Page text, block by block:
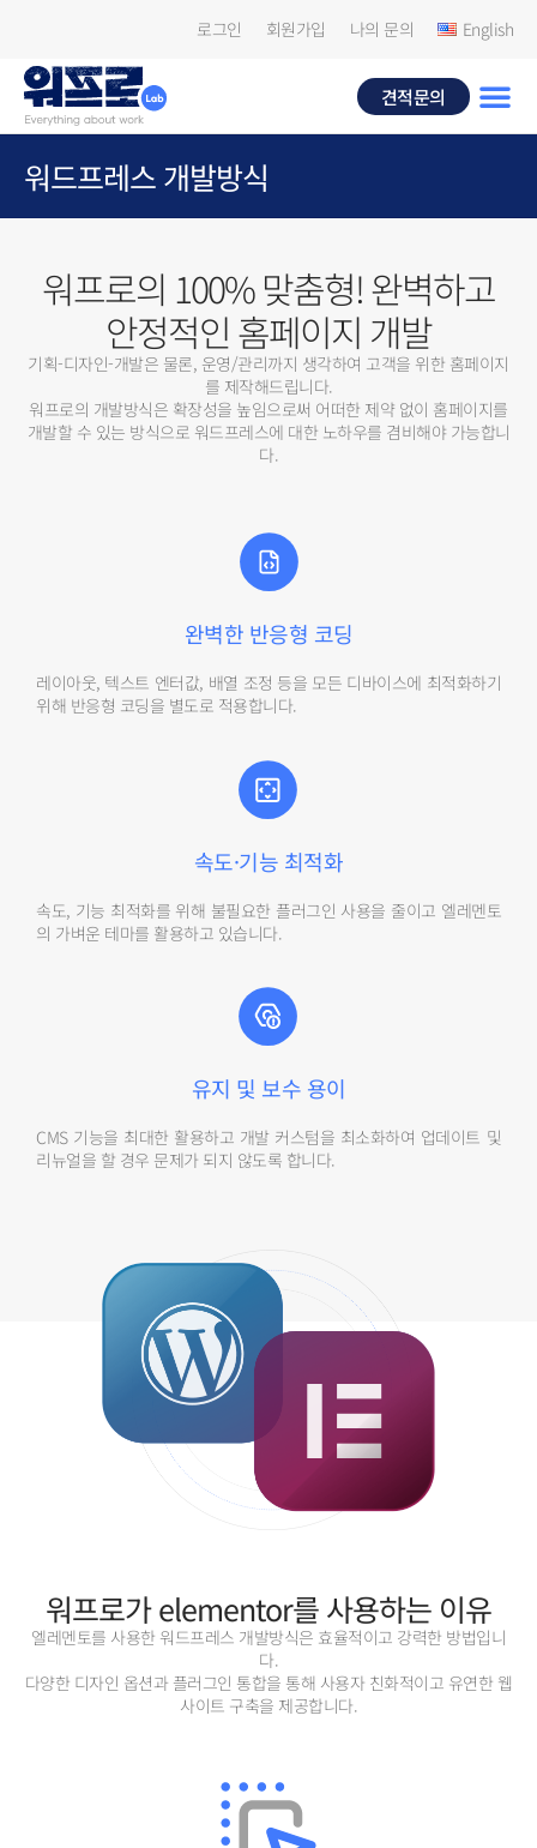
로그인 회원가입 나의 문의 English
견적문의
워드프레스 개발방식
워프로의 100% 맞춤형! 완벽하고
안정적인 홈페이지 개발
기획-디자인-개발은 물론, 운영/관리까지 생각하여 고객을 위한 홈페이지
를 제작해드립니다.
워프로의 개발방식은 확장성을 높임으로써 어떠한 제약 없이 홈페이지를
개발할 수 있는 방식으로 워드프레스에 대한 노하우를 겸비해야 가능합니
다.
완벽한 반응형 코딩
레이아웃, 텍스트 엔터값, 배열 조정 등을 모든 디바이스에 최적화하기
위해 반응형 코딩을 별도로 적용합니다.
속도·기능 최적화
속도, 기능 최적화를 위해 불필요한 플러그인 사용을 줄이고 엘레멘토
의 가벼운 테마를 활용하고 있습니다.
유지 및 보수 용이
CMS 기능을 최대한 활용하고 개발 커스텀을 최소화하여 업데이트 및
리뉴얼을 할 경우 문제가 되지 않도록 합니다.
워프로가 elementor를 사용하는 이유
엘레멘토를 사용한 워드프레스 개발방식은 효율적이고 강력한 방법입니
다.
다양한 디자인 옵션과 플러그인 통합을 통해 사용자 친화적이고 유연한 웹
사이트 구축을 제공합니다.